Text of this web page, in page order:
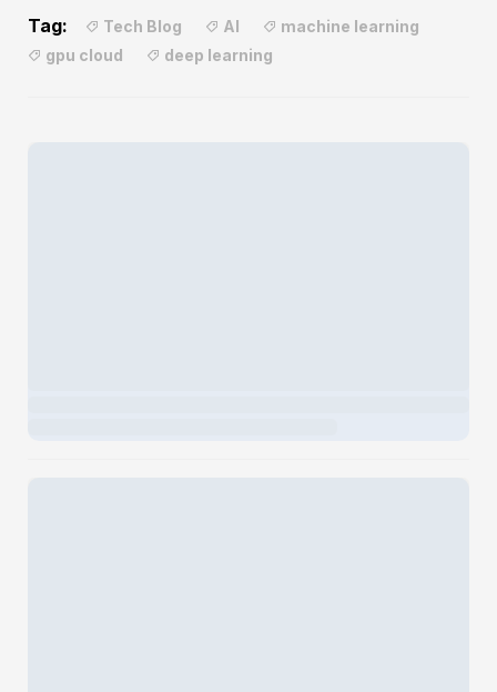
Tag: Tech Blog AI
machine learning
gpu cloud
deep learning